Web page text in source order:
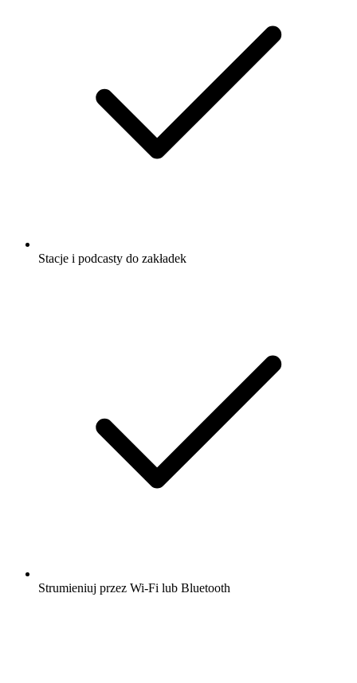
Stacje i podcasty do zakładek
Strumieniuj przez Wi-Fi lub Bluetooth